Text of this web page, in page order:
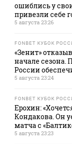
ошиблись у
привезли себе
5 августа 23:26
FONBET КУБОК
«Зенит»
начале сезона.
России
5 августа 23:24
FONBET КУБОК
Ерохин:
Кондакова. Он
матча с
5 августа 23:23